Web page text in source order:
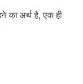
का अर्थ है, एक ही